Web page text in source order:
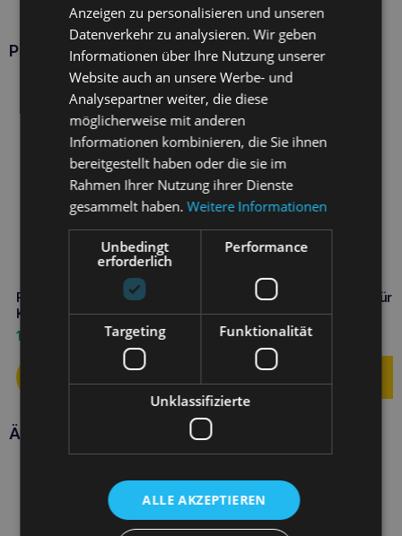
Produkte RAW PALEO
RAW PALEO sterilisiertes
Katzenfutter Rindfleisch 100g
1,90
RAW PALEO Nassfutter für
ausgewachsene Katzen
Wildfleisch 100g
1,90€
Ähnliche Produkte
Anzeigen zu personalisieren und unseren
Datenverkehr zu analysieren. Wir geben
Informationen über Ihre Nutzung unserer
Website auch an unsere Werbe- und
Analysepartner weiter, die diese
möglicherweise mit anderen
Informationen kombinieren, die Sie ihnen
bereitgestellt haben oder die sie im
Rahmen Ihrer Nutzung ihrer Dienste
gesammelt haben.Weitere Informationen
Unbedingt
erforderlich
Performance
Targeting Funktionalität
Unklassifizierte
ALLE AKZEPTIEREN